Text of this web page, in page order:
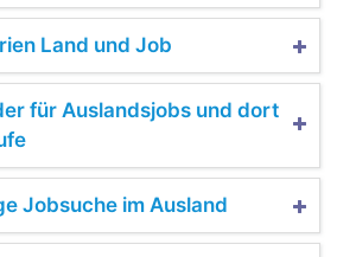
Land und Job
für Auslandsjobs und dort
Jobsuche im Ausland